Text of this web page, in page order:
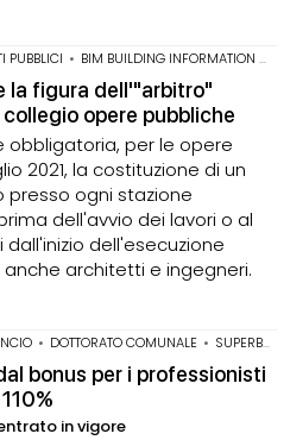
PUBBLICI • BIM BUILDING INFORMATION MODELING
la figura dell'"arbitro"
opere pubbliche
obbligatoria, per le opere
2021, la costituzione di un
ogni stazione
dell'avvio dei lavori o al
dell'esecuzione
architetti e ingegneri.
• DOTTORATO COMUNALE • SUPERBONUS 110%
bonus per i professionisti
in vigore